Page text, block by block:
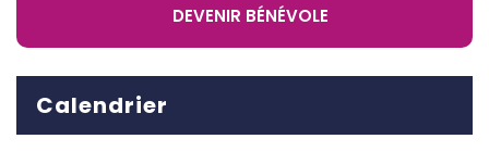
DEVENIR BÉNÉVOLE
Calendrier